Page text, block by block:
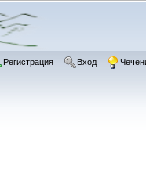
Регистрация Вход